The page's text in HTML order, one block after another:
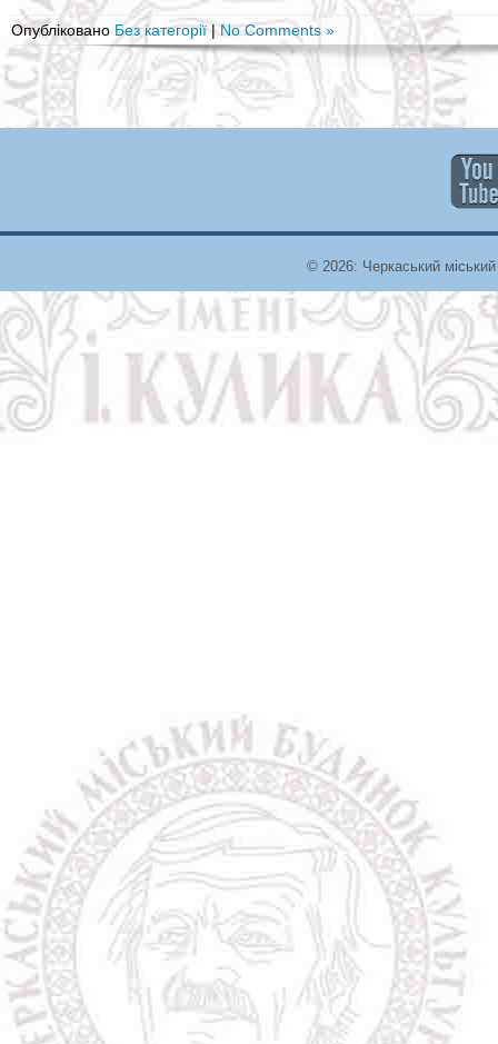
Опубліковано Без категорії|No Comments »
© 2026: Черкаський